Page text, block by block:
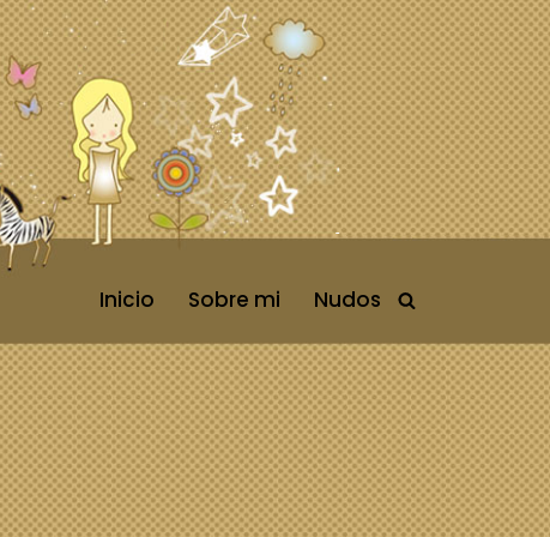
Inicio Sobre mi Nudos